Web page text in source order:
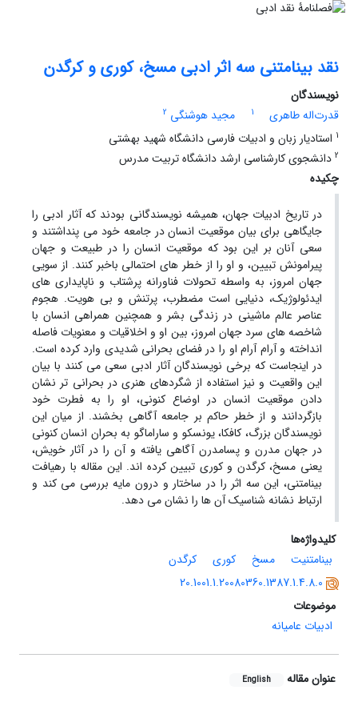
نقد بینامتنی سه اثر ادبی مسخ، کوری و کرگدن
نویسندگان
قدرت‌اله طاهری
1 مجید هوشنگی 2
1 استادیار زبان و ادبیات فارسی دانشگاه شهید بهشتی
2 دانشجوی کارشناسی ارشد دانشگاه تربیت مدرس
چکیده
در تاریخ ادبیات جهان، همیشه نویسندگانی بودند که آثار ادبی را
جایگاهی برای بیان موقعیت انسان در جامعه خود می پنداشتند و
سعی آنان بر این بود که موقعیت انسان را در طبیعت و جهان
پیرامونش تبیین، و او را از خطر های احتمالی باخبر کنند. از سویی
جهان امروز، به واسطه تحولات فناورانه پرشتاب و ناپایداری های
ایدئولوژیک، دنیایی است مضطرب، پرتنش و بی هویت. هجوم
عناصر عالم ماشینی در زندگی بشر و همچنین همراهی انسان با
شاخصه های سرد جهان امروز، بین او و اخلاقیات و معنویات فاصله
انداخته و آرام آرام او را در فضای بحرانی شدیدی وارد کرده است.
در اینجاست که برخی نویسندگان آثار ادبی سعی می کنند با بیان
این واقعیت و نیز استفاده از شگردهای هنری در بحرانی تر نشان
دادن موقعیت انسان در اوضاع کنونی، او را به فطرت خود
بازگردانند و از خطر حاکم بر جامعه آگاهی بخشند. از میان این
نویسندگان بزرگ، کافکا، یونسکو و ساراماگو به بحران انسان کنونی
در جهان مدرن و پسامدرن آگاهی یافته و آن را در آثار خویش،
یعنی مسخ، کرگدن و کوری تبیین کرده اند. این مقاله با رهیافت
بینامتنی، این سه اثر را در ساختار و درون مایه بررسی می کند و
ارتباط نشانه شناسیک آن ها را نشان می دهد.
کلیدواژه‌ها
بینامتنیت
مسخ کوری
کرگدن
20.1001.1.20080360.1387.1.4.8.0
موضوعات
ادبیات عامیانه
عنوان مقاله English